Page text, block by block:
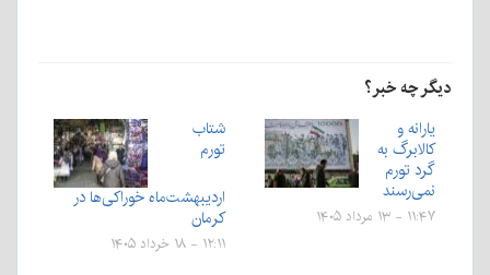
دیگر چه خبر؟
یارانه و
کالابرگ به
گرد تورم
نمی‌رسند
۱۱:۴۷ - ۱۳ مرداد ۱۴۰۵
شتاب
تورم
اردیبهشت‌ماه خوراکی‌ها در
کرمان
۱۲:۱۱ - ۱۸ خرداد ۱۴۰۵